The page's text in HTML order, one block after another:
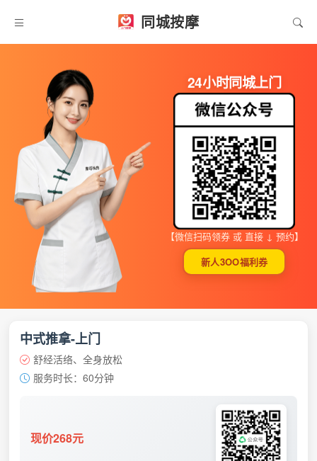
同城按摩
24小时同城上门
【微信扫码领券 或 直接 ↓ 预约】
新人3OO福利券
中式推拿-上门
舒经活络、全身放松
服务时长：60分钟
现价268元